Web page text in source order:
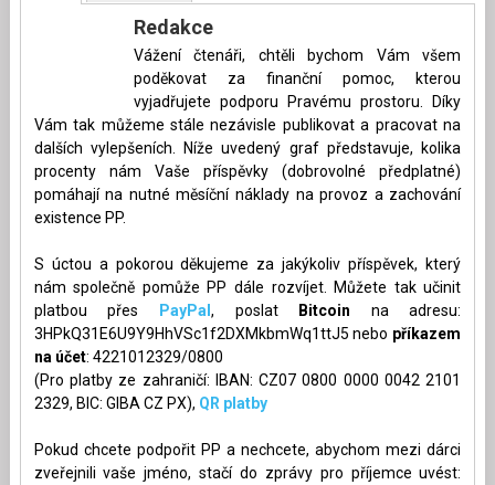
Redakce
Vážení čtenáři, chtěli bychom Vám všem
poděkovat za finanční pomoc, kterou
vyjadřujete podporu Pravému prostoru. Díky
Vám tak můžeme stále nezávisle publikovat a pracovat na
dalších vylepšeních. Níže uvedený graf představuje, kolika
procenty nám Vaše příspěvky (dobrovolné předplatné)
pomáhají na nutné měsíční náklady na provoz a zachování
existence PP.
S úctou a pokorou děkujeme za jakýkoliv příspěvek, který
nám společně pomůže PP dále rozvíjet. Můžete tak učinit
platbou přes
PayPal , poslat Bitcoin na adresu:
3HPkQ31E6U9Y9HhVSc1f2DXMkbmWq1ttJ5 nebo příkazem
na účet: 4221012329/0800
(Pro platby ze zahraničí: IBAN: CZ07 0800 0000 0042 2101
2329, BIC: GIBA CZ PX), QR platby
Pokud chcete podpořit PP a nechcete, abychom mezi dárci
zveřejnili vaše jméno, stačí do zprávy pro příjemce uvést: